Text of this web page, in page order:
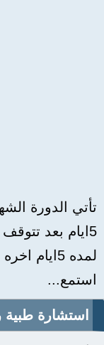
تأتي الدورة
5ايام بعد
لمده
استمع...
استشارة طبية رقم